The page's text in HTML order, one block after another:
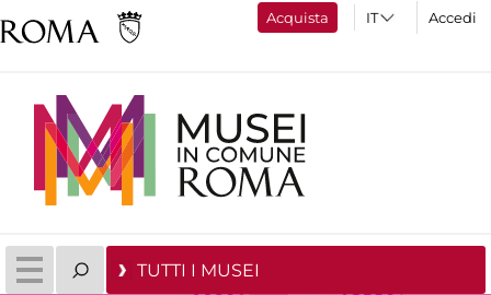
Acquista Accedi
TUTTI I MUSEI